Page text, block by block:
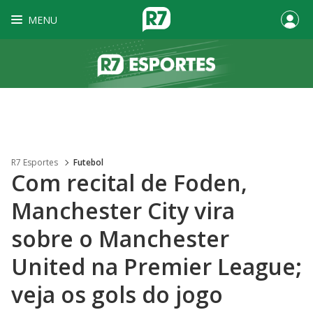
MENU
R7 Esportes Futebol
Com recital de Foden,
Manchester City vira
sobre o Manchester
United na Premier League;
veja os gols do jogo